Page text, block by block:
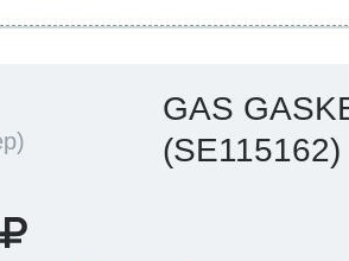
GAS
(SE115162)